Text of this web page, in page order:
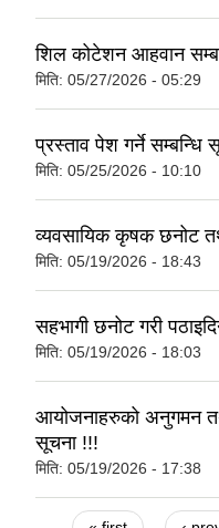
शिल कोटेशन आहवान
मिति: 05/27/2026 - 05:29
प्रस्ताव पेश गर्ने सम्बन्धि
मिति: 05/25/2026 - 10:10
व्यवसायिक कृषक छनोट
मिति: 05/19/2026 - 18:43
सहभागी छनोट गरी
मिति: 05/19/2026 - 18:03
आयोजनाहरुको अनुगमन
सूचना !!!
मिति: 05/19/2026 - 17:38